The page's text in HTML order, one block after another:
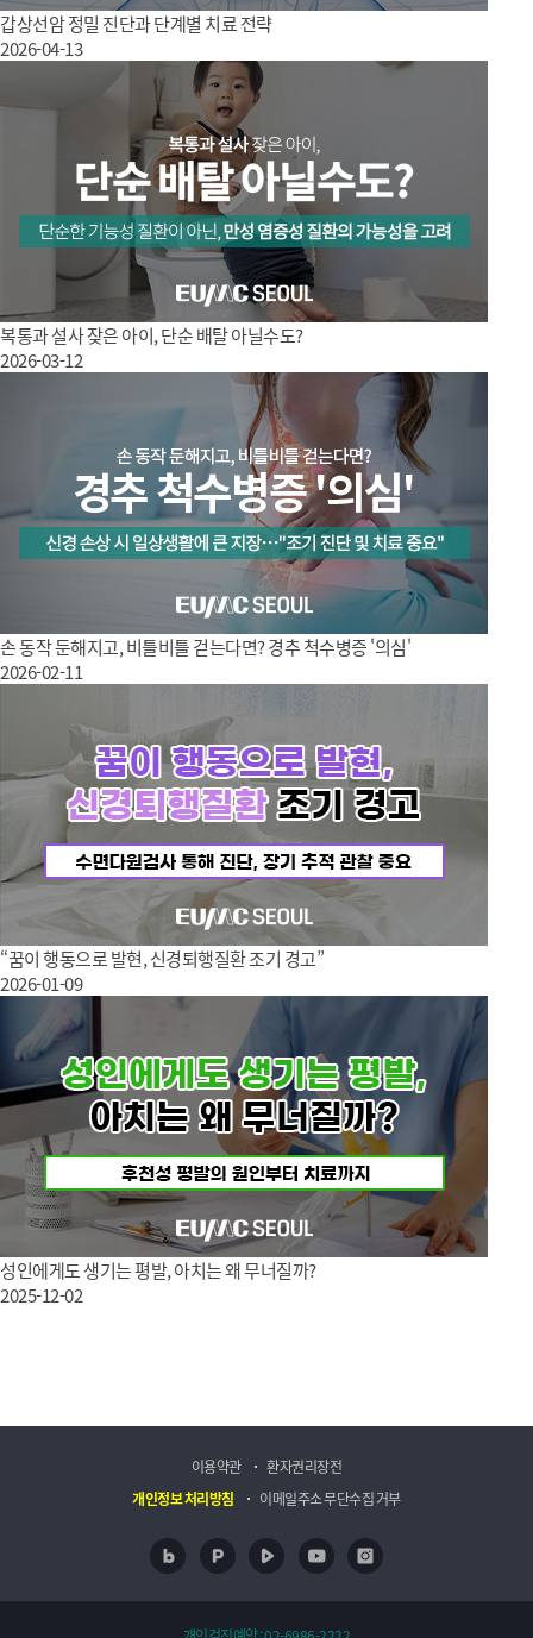
갑상선암 정밀 진단과 단계별 치료 전략
2026-04-13
복통과 설사 잦은 아이, 단순 배탈 아닐수도?
2026-03-12
손 동작 둔해지고, 비틀비틀 걷는다면? 경추 척수병증 '의심'
2026-02-11
“꿈이 행동으로 발현, 신경퇴행질환 조기 경고”
2026-01-09
성인에게도 생기는 평발, 아치는 왜 무너질까?
2025-12-02
이용약관
환자권리장전
개인정보 처리방침
이메일주소 무단수집 거부
네이버 블로그
포스트 네이버 TV 유투브